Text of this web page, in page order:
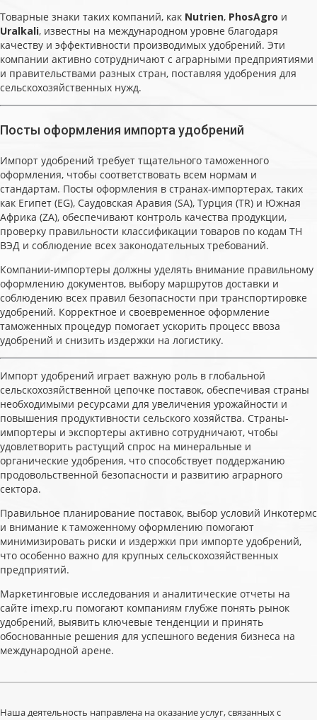
Товарные знаки таких компаний, как Nutrien, PhosAgro и
Uralkali, известны на международном уровне благодаря
качеству и эффективности производимых удобрений. Эти
компании активно сотрудничают с аграрными предприятиями
и правительствами разных стран, поставляя удобрения для
сельскохозяйственных нужд.
Посты оформления импорта удобрений
Импорт удобрений требует тщательного таможенного
оформления, чтобы соответствовать всем нормам и
стандартам. Посты оформления в странах-импортерах, таких
как Египет (EG), Саудовская Аравия (SA), Турция (TR) и Южная
Африка (ZA), обеспечивают контроль качества продукции,
проверку правильности классификации товаров по кодам ТН
ВЭД и соблюдение всех законодательных требований.
Компании-импортеры должны уделять внимание правильному
оформлению документов, выбору маршрутов доставки и
соблюдению всех правил безопасности при транспортировке
удобрений. Корректное и своевременное оформление
таможенных процедур помогает ускорить процесс ввоза
удобрений и снизить издержки на логистику.
Импорт удобрений играет важную роль в глобальной
сельскохозяйственной цепочке поставок, обеспечивая страны
необходимыми ресурсами для увеличения урожайности и
повышения продуктивности сельского хозяйства. Страны-
импортеры и экспортеры активно сотрудничают, чтобы
удовлетворить растущий спрос на минеральные и
органические удобрения, что способствует поддержанию
продовольственной безопасности и развитию аграрного
сектора.
Правильное планирование поставок, выбор условий Инкотермс
и внимание к таможенному оформлению помогают
минимизировать риски и издержки при импорте удобрений,
что особенно важно для крупных сельскохозяйственных
предприятий.
Маркетинговые исследования и аналитические отчеты на
сайте imexp.ru помогают компаниям глубже понять рынок
удобрений, выявить ключевые тенденции и принять
обоснованные решения для успешного ведения бизнеса на
международной арене.
Наша деятельность направлена на оказание услуг, связанных с